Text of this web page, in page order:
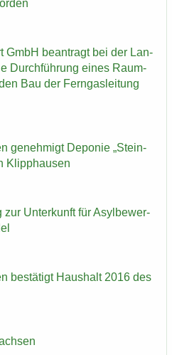
GmbH be­an­tragt bei der Lan­
Durch­füh­rung eines Raum­
Bau der Fern­gas­lei­tung
ge­neh­migt De­po­nie „Stein­
Klipp­hau­sen
zur Un­ter­kunft für Asyl­be­wer­
be­stä­tigt Haus­halt 2016 des